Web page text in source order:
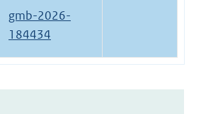
gmb-2026-
184434